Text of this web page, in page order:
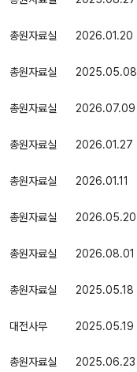
총원자료실 2026.01.20
총원자료실 2025.05.08
총원자료실 2026.07.09
총원자료실 2026.01.27
총원자료실 2026.01.11
총원자료실 2026.05.20
총원자료실 2026.08.01
총원자료실 2025.05.18
대전사무 2025.05.19
총원자료실 2025.06.23